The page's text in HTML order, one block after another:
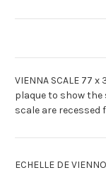
VIENNA SCALE 77
plaque to show the
scale are recessed
ECHELLE DE